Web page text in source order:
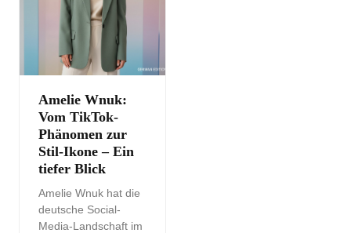
Amelie Wnuk:
Vom TikTok-
Phänomen zur
Stil-Ikone – Ein
tiefer Blick
Amelie Wnuk hat die
deutsche Social-
Media-Landschaft im